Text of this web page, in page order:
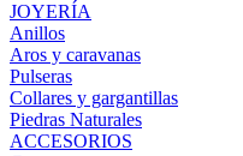
JOYERÍA
Anillos
Aros y caravanas
Pulseras
Collares y gargantillas
Piedras Naturales
ACCESORIOS